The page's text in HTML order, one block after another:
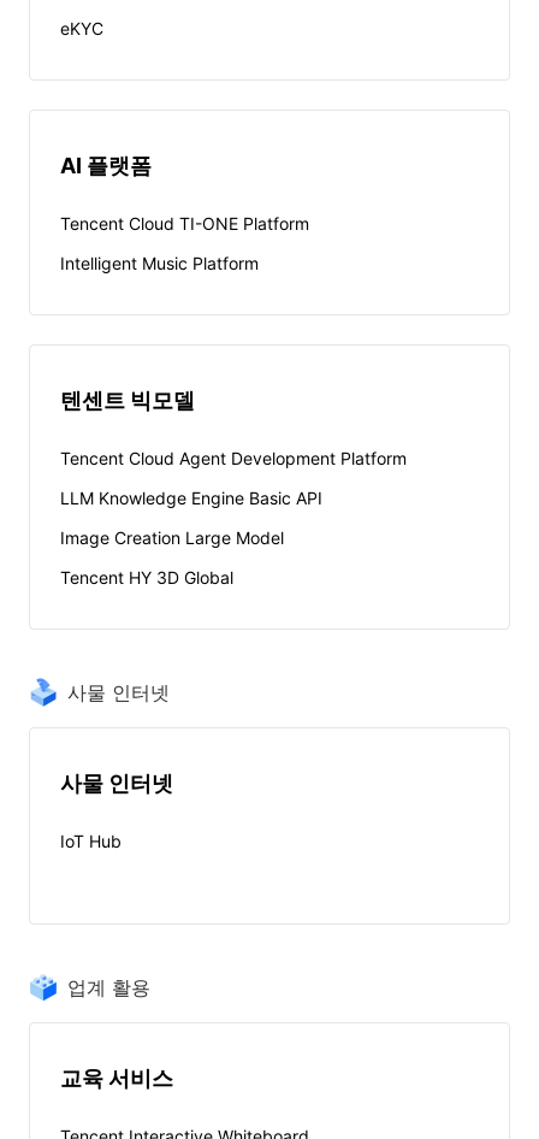
eKYC
AI 플랫폼
Tencent Cloud TI-ONE Platform
Intelligent Music Platform
텐센트 빅모델
Tencent Cloud Agent Development Platform
LLM Knowledge Engine Basic API
Image Creation Large Model
Tencent HY 3D Global
사물 인터넷
사물 인터넷
IoT Hub
업계 활용
교육 서비스